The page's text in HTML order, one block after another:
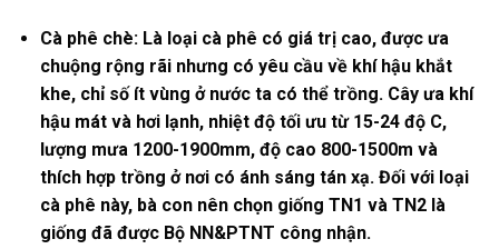
Cà phê chè: Là loại cà phê có giá trị cao, được ưa
chuộng rộng rãi nhưng có yêu cầu về khí hậu khắt
khe, chỉ số ít vùng ở nước ta có thể trồng. Cây ưa khí
hậu mát và hơi lạnh, nhiệt độ tối ưu từ 15-24 độ C,
lượng mưa 1200-1900mm, độ cao 800-1500m và
thích hợp trồng ở nơi có ánh sáng tán xạ. Đối với loại
cà phê này, bà con nên chọn giống TN1 và TN2 là
giống đã được Bộ NN&PTNT công nhận.